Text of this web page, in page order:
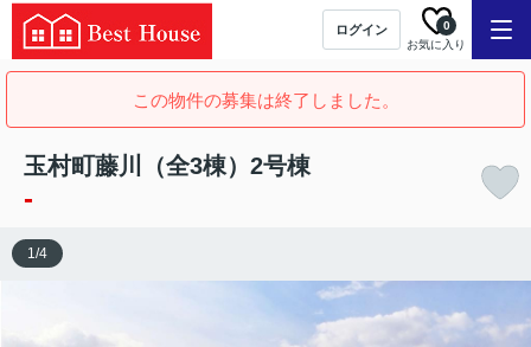
ログイン
お気に入り
0
この物件の募集は終了しました。
玉村町藤川（全3棟）2号棟
-
1/4